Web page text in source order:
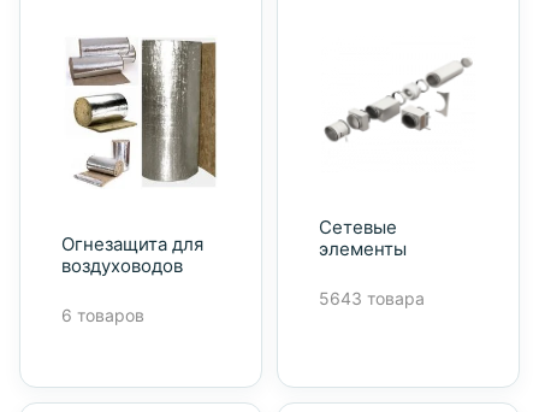
Огнезащита для
воздуховодов
6 товаров
Сетевые
элементы
5643 товара